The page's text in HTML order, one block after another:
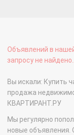
Объявлений в
запросу не
Вы искали: Купить
продажа
КВАРТИРАНТ.РУ
Мы регулярно
новые объявления.